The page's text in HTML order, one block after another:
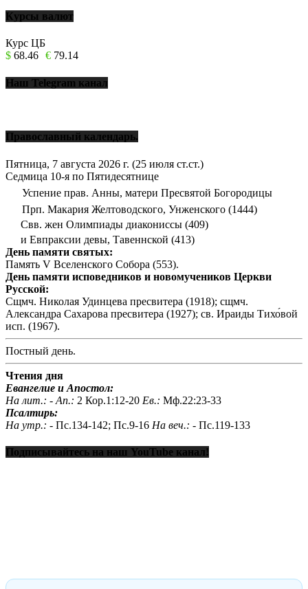
Курсы валют
Курс ЦБ
$ 68.46 € 79.14
Наш Telegram канал
Православный календарь.
Пятница, 7 августа 2026 г. (25 июля ст.ст.)
Седмица 10-я по Пятидесятнице
Успение прав. Анны, матери Пресвятой Богородицы
Прп. Макария Желтоводского, Унженского (1444)
Свв. жен Олимпиады диакониссы (409)
и Евпраксии девы, Тавеннской (413)
День памяти святых:
Память V Вселенского Собора (553).
День памяти исповедников и новомучеников Церкви
Русской:
Сщмч. Николая Удинцева пресвитера (1918); сщмч.
Александра Сахарова пресвитера (1927); св. Ираиды Тихо́вой
исп. (1967).
Постный день.
Чтения дня
Евангелие и Апостол:
На лит.: - Ап.: 2 Кор.1:12-20 Ев.: Мф.22:23-33
Псалтирь:
На утр.: - Пс.134-142; Пс.9-16 На веч.: - Пс.119-133
Подписывайтесь на наш YouTube канал!